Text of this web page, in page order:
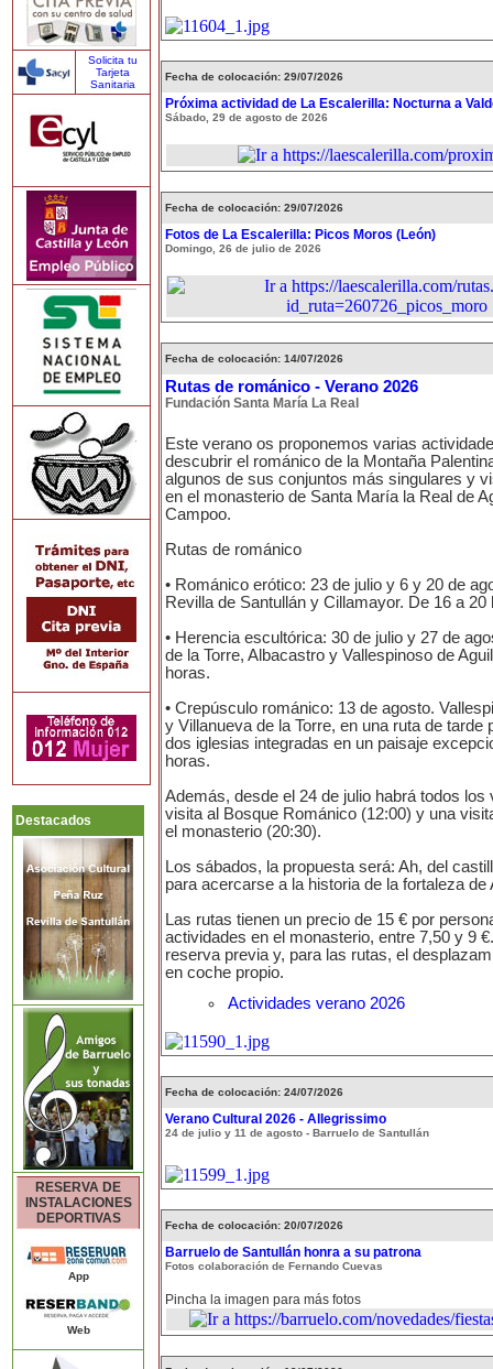
Solicita tu
Tarjeta
Sanitaria
Destacados
RESERVA DE
INSTALACIONES
DEPORTIVAS
App
Web
Fecha de colocación: 29/07/2026
Próxima actividad de La Escalerilla: Nocturna a
Sábado, 29 de agosto de 2026
Fecha de colocación: 29/07/2026
Fotos de La Escalerilla: Picos Moros (León)
Domingo, 26 de julio de 2026
Fecha de colocación: 14/07/2026
Rutas de románico - Verano 2026
Fundación Santa María La Real
Este verano os proponemos varias
descubrir el románico de la Montaña
algunos de sus conjuntos más singulares y
en el monasterio de Santa María la Real de
Campoo.
Rutas de románico
• Románico erótico: 23 de julio y 6 y 20 de
Revilla de Santullán y Cillamayor. De 16 a 20
• Herencia escultórica: 30 de julio y 27 de
de la Torre, Albacastro y Vallespinoso de
horas.
• Crepúsculo románico: 13 de agosto.
y Villanueva de la Torre, en una ruta de tarde
dos iglesias integradas en un paisaje
horas.
Además, desde el 24 de julio habrá todos los
visita al Bosque Románico (12:00) y una
el monasterio (20:30).
Los sábados, la propuesta será: Ah, del
para acercarse a la historia de la fortaleza de
Las rutas tienen un precio de 15 € por
actividades en el monasterio, entre 7,50 y 9
reserva previa y, para las rutas, el
en coche propio.
Actividades verano 2026
Fecha de colocación: 24/07/2026
Verano Cultural 2026 - Allegrissimo
24 de julio y 11 de agosto - Barruelo de Santullán
Fecha de colocación: 20/07/2026
Barruelo de Santullán honra a su patrona
Fotos colaboración de Fernando Cuevas
Pincha la imagen para más fotos